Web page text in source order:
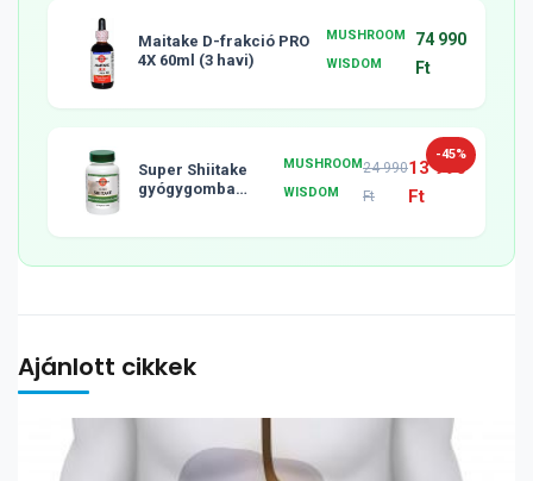
Maitake D-frakció PRO
4X 60ml (3 havi)
MUSHROOM
WISDOM
74 990
Ft
-45%
Super Shiitake
gyógygomba
MUSHROOM
WISDOM
24 990
Ft
13 990
Ft
Ajánlott cikkek